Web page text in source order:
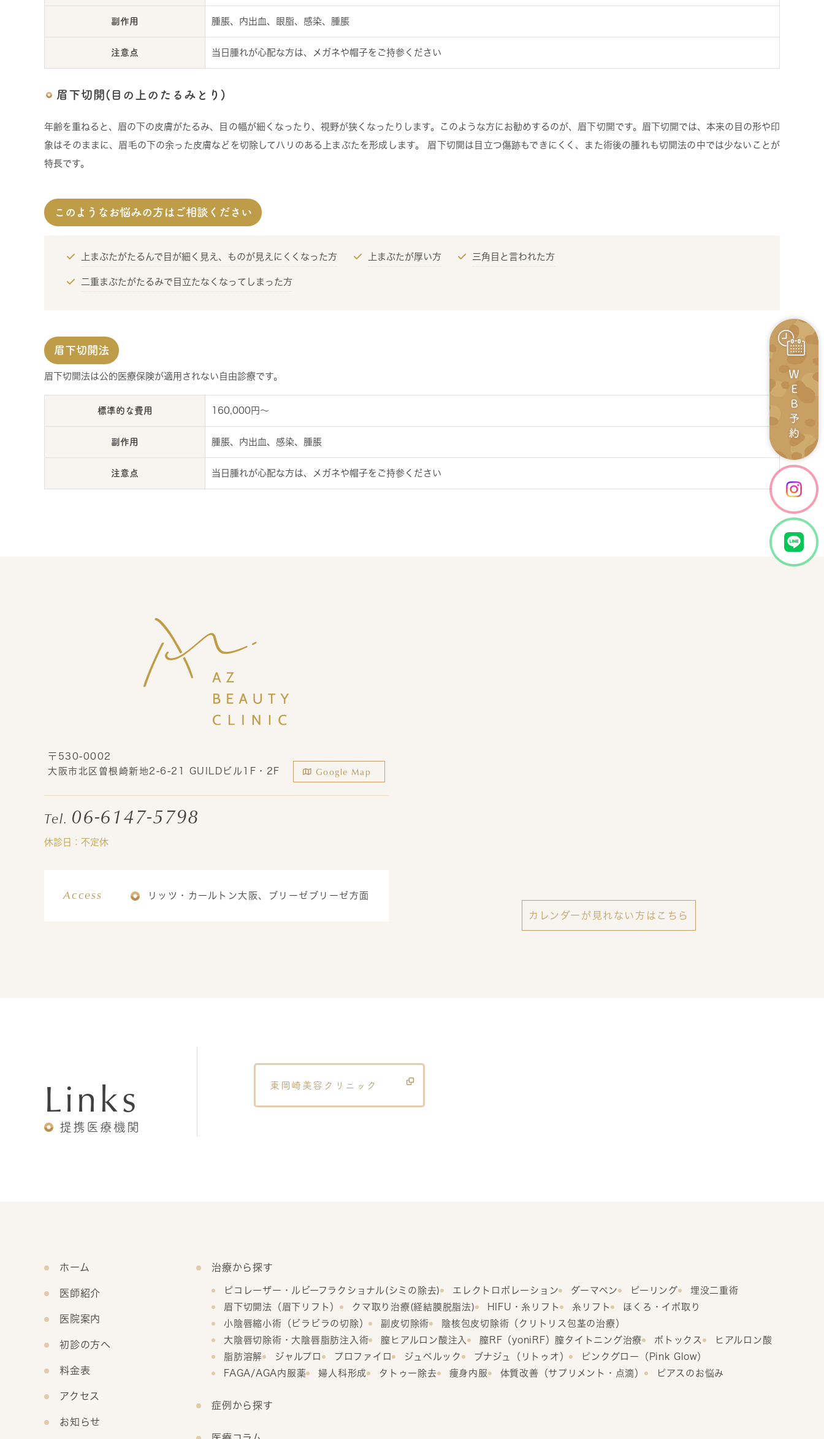
副作用 腫脹、内出血、眼脂、感染、腫脹
注意点 当日腫れが心配な方は、メガネや帽子をご持参ください
眉下切開(目の上のたるみとり)
年齢を重ねると、眉の下の皮膚がたるみ、目の幅が細くなったり、視野が狭くなったりします。このような方にお勧めするのが、眉下切開です。眉下切開では、本来の目の形や印
象はそのままに、眉毛の下の余った皮膚などを切除してハリのある上まぶたを形成します。 眉下切開は目立つ傷跡もできにくく、また術後の腫れも切開法の中では少ないことが
特長です。
このようなお悩みの方はご相談ください
上まぶたがたるんで目が細く見え、ものが見えにくくなった方 上まぶたが厚い方 三角目と言われた方
二重まぶたがたるみで目立たなくなってしまった方
眉下切開法
眉下切開法は公的医療保険が適用されない自由診療です。
標準的な費用 160,000円〜
副作用 腫脹、内出血、感染、腫脹
注意点 当日腫れが心配な方は、メガネや帽子をご持参ください
〒530-0002
大阪市北区曽根崎新地2-6-21 GUILDビル1F・2F
Tel. 06-6147-5798
休診日：不定休
Access リッツ・カールトン大阪、ブリーゼブリーゼ方面
Google Map
カレンダーが見れない方はこちら
Links
提携医療機関
東岡崎美容クリニック
ホーム
医師紹介
医院案内
初診の方へ
料金表
アクセス
お知らせ
治療から探す
ピコレーザー・ルビーフラクショナル(シミの除去) エレクトロポレーション ダーマペン ピーリング
埋没二重術
眉下切開法（眉下リフト）
クマ取り治療(経結膜脱脂法) HIFU・糸リフト 糸リフト
ほくろ・イボ取り
小陰唇縮小術（ビラビラの切除）
副皮切除術
陰核包皮切除術（クリトリス包茎の治療）
大陰唇切除術・大陰唇脂肪注入術
膣ヒアルロン酸注入 膣RF（yoniRF）膣タイトニング治療 ボトックス
ヒアルロン酸
脂肪溶解
ジャルプロ プロファイロ ジュベルック ブナジュ（リトゥオ）
ピンクグロー（Pink Glow）
FAGA/AGA内服薬
婦人科形成 タトゥー除去 痩身内服 体質改善（サプリメント・点滴） ピアスのお悩み
症例から探す